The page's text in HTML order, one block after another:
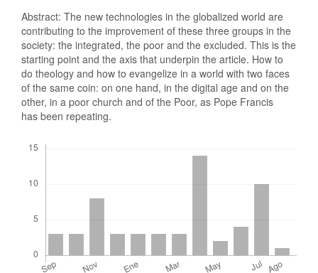
Abstract: The new technologies in the globalized world are
contributing to the improvement of these three groups in the
society: the integrated, the poor and the excluded. This is the
starting point and the axis that underpin the article. How to
do theology and how to evangelize in a world with two faces
of the same coin: on one hand, in the digital age and on the
other, in a poor church and of the Poor, as Pope Francis
has been repeating.